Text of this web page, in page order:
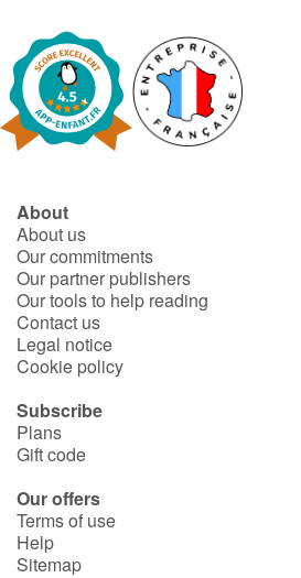
About
About us
Our commitments
Our partner publishers
Our tools to help reading
Contact us
Legal notice
Cookie policy
Subscribe
Plans
Gift code
Our offers
Terms of use
Help
Sitemap